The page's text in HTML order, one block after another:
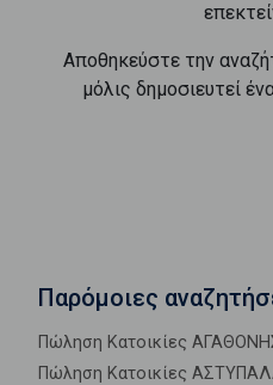
Αποθηκεύστε την
μόλις δημοσιευτεί
Παρόμοιες
Πώληση Κατοικίες
Πώληση Κατοικίες